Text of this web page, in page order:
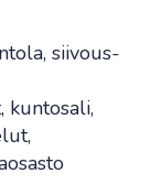
siivous-
kuntosali,